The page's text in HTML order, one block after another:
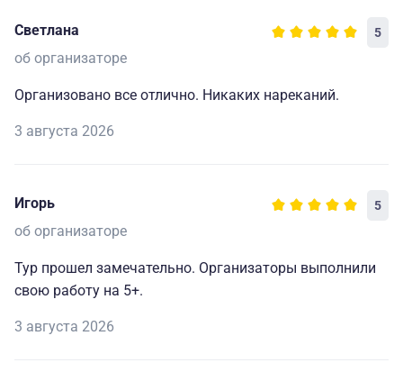
Светлана 5
об организаторе
Организовано все отлично. Никаких нареканий.
3 августа 2026
Игорь 5
об организаторе
Тур прошел замечательно. Организаторы выполнили
свою работу на 5+.
3 августа 2026